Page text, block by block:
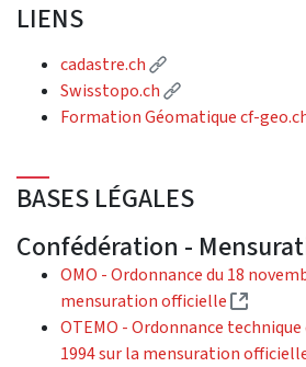
LIENS
cadastre.ch
(Lien externe)
Swisstopo.ch
(Lien externe)
Formation Géomatique cf-
BASES LÉGALES
Confédération -
OMO - Ordonnance du 18
mensuration officielle
(Lien
OTEMO - Ordonnance technique
1994 sur la mensuration